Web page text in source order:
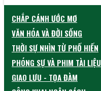
CHẮP CÁNH ƯỚC MƠ
VĂN HÓA VÀ ĐỜI SỐNG
THỜI SỰ NHÌN TỪ PHỐ HIẾN
PHÓNG SỰ VÀ PHIM TÀI LIỆU
GIAO LƯU - TỌA ĐÀM